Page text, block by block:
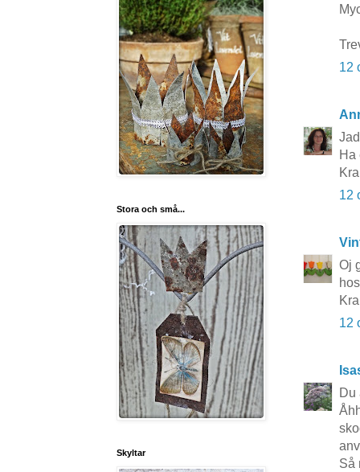
12
Ha
12
Oj
12
Du
Så
Stora och små...
Skyltar